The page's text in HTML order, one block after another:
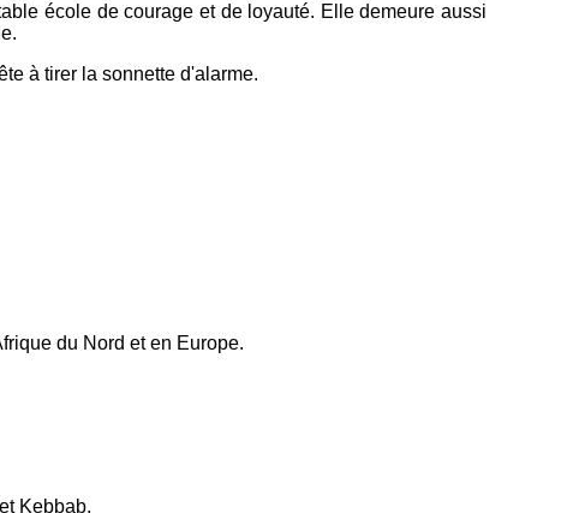
école de courage et de loyauté. Elle demeure aussi
à tirer la sonnette d'alarme.
du Nord et en Europe.
Kebbab.